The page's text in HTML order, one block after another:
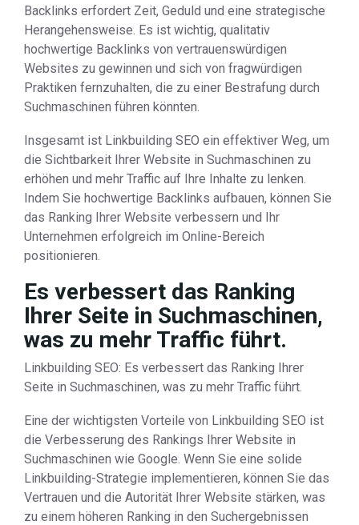
Backlinks erfordert Zeit, Geduld und eine strategische
Herangehensweise. Es ist wichtig, qualitativ
hochwertige Backlinks von vertrauenswürdigen
Websites zu gewinnen und sich von fragwürdigen
Praktiken fernzuhalten, die zu einer Bestrafung durch
Suchmaschinen führen könnten.
Insgesamt ist Linkbuilding SEO ein effektiver Weg, um
die Sichtbarkeit Ihrer Website in Suchmaschinen zu
erhöhen und mehr Traffic auf Ihre Inhalte zu lenken.
Indem Sie hochwertige Backlinks aufbauen, können Sie
das Ranking Ihrer Website verbessern und Ihr
Unternehmen erfolgreich im Online-Bereich
positionieren.
Es verbessert das Ranking
Ihrer Seite in Suchmaschinen,
was zu mehr Traffic führt.
Linkbuilding SEO: Es verbessert das Ranking Ihrer
Seite in Suchmaschinen, was zu mehr Traffic führt.
Eine der wichtigsten Vorteile von Linkbuilding SEO ist
die Verbesserung des Rankings Ihrer Website in
Suchmaschinen wie Google. Wenn Sie eine solide
Linkbuilding-Strategie implementieren, können Sie das
Vertrauen und die Autorität Ihrer Website stärken, was
zu einem höheren Ranking in den Suchergebnissen